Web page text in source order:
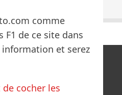
comme
de ce site dans
information et serez
cocher les